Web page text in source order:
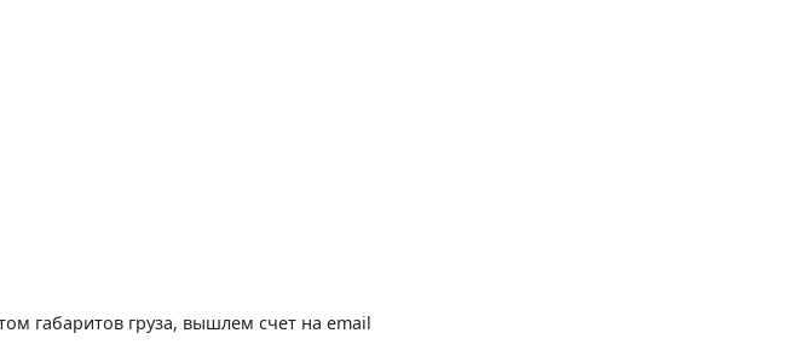
габаритов груза, вышлем счет на email